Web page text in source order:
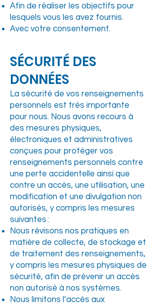
Afin de réaliser les objectifs pour
lesquels vous les avez fournis.
Avec votre consentement.
SÉCURITÉ DES
DONNÉES
La sécurité de vos renseignements
personnels est très importante
pour nous. Nous avons recours à
des mesures physiques,
électroniques et administratives
conçues pour protéger vos
renseignements personnels contre
une perte accidentelle ainsi que
contre un accès, une utilisation, une
modification et une divulgation non
autorisés, y compris les mesures
suivantes :
Nous révisons nos pratiques en
matière de collecte, de stockage et
de traitement des renseignements,
y compris les mesures physiques de
sécurité, afin de prévenir un accès
non autorisé à nos systèmes.
Nous limitons l’accès aux